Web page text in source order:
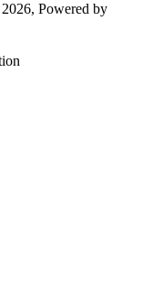
Powered by